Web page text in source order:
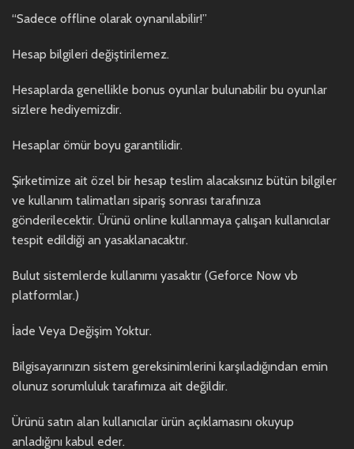
“Sadece offline olarak oynanılabilir!”
Hesap bilgileri değiştirilemez.
Hesaplarda genellikle bonus oyunlar bulunabilir bu oyunlar
sizlere hediyemizdir.
Hesaplar ömür boyu garantilidir.
Şirketimize ait özel bir hesap teslim alacaksınız bütün bilgiler
ve kullanım talimatları sipariş sonrası tarafınıza
gönderilecektir. Ürünü online kullanmaya çalışan kullanıcılar
tespit edildiği an yasaklanacaktır.
Bulut sistemlerde kullanımı yasaktır (Geforce Now vb
platformlar.)
İade Veya Değişim Yoktur.
Bilgisayarınızın sistem gereksinimlerini karşıladığından emin
olunuz sorumluluk tarafımıza ait değildir.
Ürünü satın alan kullanıcılar ürün açıklamasını okuyup
anladığını kabul eder.